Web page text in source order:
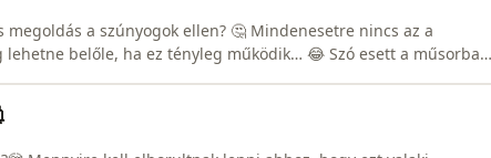
a szúnyogok ellen? 🤔 Mindenesetre nincs az a
belőle, ha ez tényleg működik… 😂 Szó esett a műsorban
csinál a parton. 🤦🏻‍♂️ Illetve beszéltünk még Gordon Ramsay